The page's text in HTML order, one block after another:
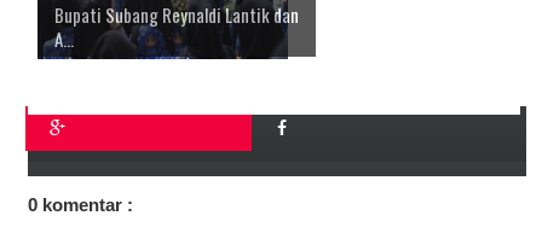
Bupati Subang Reynaldi Lantik dan
A...
0 komentar :